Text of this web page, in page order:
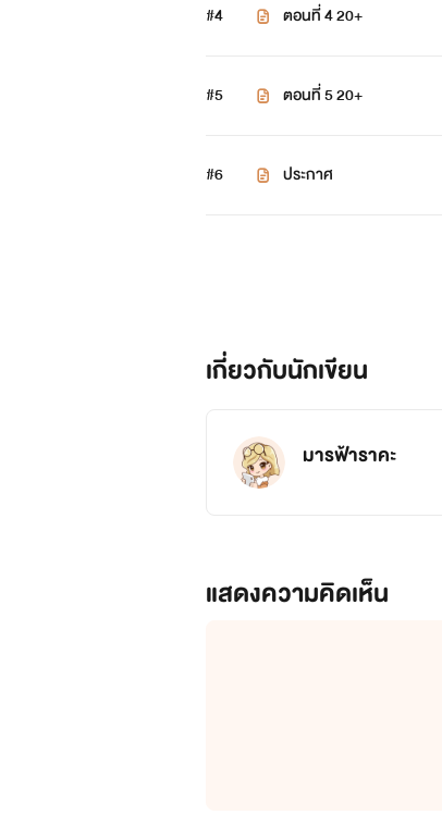
#4 ตอนที่ 4 20+
#5 ตอนที่ 5 20+
#6 ประกาศ
เกี่ยวกับนักเขียน
มารฟ้าราคะ
แสดงความคิดเห็น